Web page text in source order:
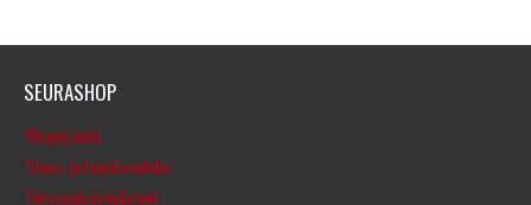
SEURASHOP
Yhteystiedot
Tilaus- ja toimitusehdot
Tietosuoja ja evästeet